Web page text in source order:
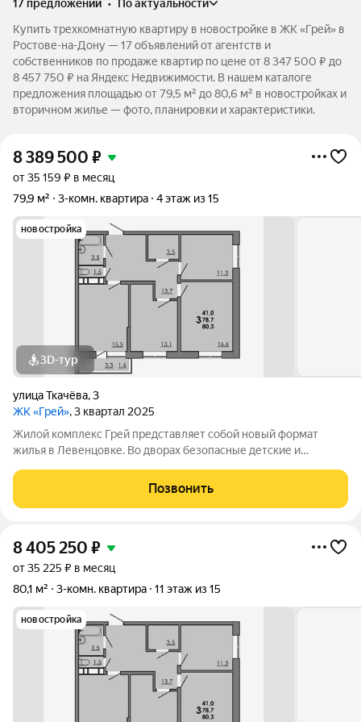
17 предложений •
по актуальности
Купить трехкомнатную квартиру в новостройке в ЖК «Грей» в
Ростове-на-Дону — 17 объявлений от агентств и
собственников по продаже квартир по цене от 8 347 500 ₽ до
8 457 750 ₽ на Яндекс Недвижимости. В нашем каталоге
предложения площадью от 79,5 м² до 80,6 м² в новостройках и
вторичном жилье — фото, планировки и характеристики.
8 389 500 ₽
от 35 159 ₽ в месяц
79,9 м²
3-комн. квартира 4 этаж из 15
новостройка
3D-тур
улица Ткачёва,3
ЖК «Грей», 3 квартал 2025
Жилой комплекс Грей представляет собой новый формат
жилья в Левенцовке. Во дворах безопасные детские и
другое. Большая территория под гостевую парковку, теплый
подземный паркинг. На территории
Позвонить
8 405 250 ₽
от 35 225 ₽ в месяц
80,1 м²
3-комн. квартира 11 этаж из 15
новостройка